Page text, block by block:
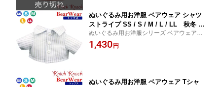
ぬいぐるみ用お洋服 ベアウェア シャツ
ストライプ SS / S / M / L / LL 秋冬 衣
装 コスチューム 着せ替え ぬい服 ぬい
活 ぬい撮り 秋冬23 トップス
ぬいぐるみ用お洋服シリーズ ベアウェア 秋
冬 トップス 衣装 コスチューム 着せ替え ぬ
い服 ぬい活 ぬい撮り 推しぬい
1,430 円
ぬいぐるみ用お洋服 ベアウェア Tシャ